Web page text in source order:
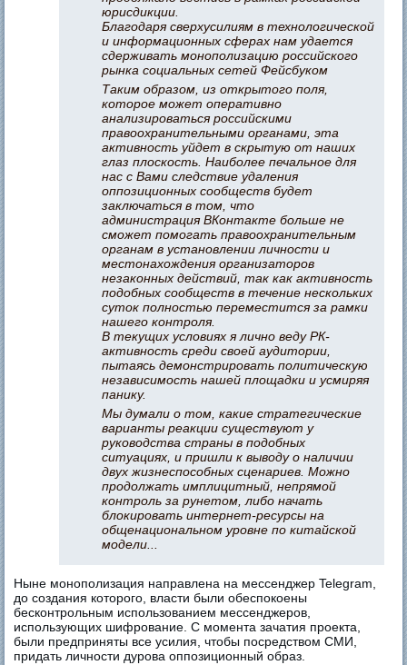
юрисдикции.
Благодаря сверхусилиям в технологической
и информационных сферах нам удается
сдерживать монополизацию российского
рынка социальных сетей Фейсбуком
Таким образом, из открытого поля,
которое может оперативно
анализироваться российскими
правоохранительными органами, эта
активность уйдет в скрытую от наших
глаз плоскость. Наиболее печальное для
нас с Вами следствие удаления
оппозиционных сообществ будет
заключаться в том, что
администрация ВКонтакте больше не
сможет помогать правоохранительным
органам в установлении личности и
местонахождения организаторов
незаконных действий, так как активность
подобных сообществ в течение нескольких
суток полностью переместится за рамки
нашего контроля.
В текущих условиях я лично веду РК-
активность среди своей аудитории,
пытаясь демонстрировать политическую
независимость нашей площадки и усмиряя
панику.
Мы думали о том, какие стратегические
варианты реакции существуют у
руководства страны в подобных
ситуациях, и пришли к выводу о наличии
двух жизнеспособных сценариев. Можно
продолжать имплицитный, непрямой
контроль за рунетом, либо начать
блокировать интернет-ресурсы на
общенациональном уровне по китайской
модели...
Ныне монополизация направлена на мессенджер Telegram,
до создания которого, власти были обеспокоены
бесконтрольным использованием мессенджеров,
использующих шифрование. С момента зачатия проекта,
были предприняты все усилия, чтобы посредством СМИ,
придать личности дурова оппозиционный образ.